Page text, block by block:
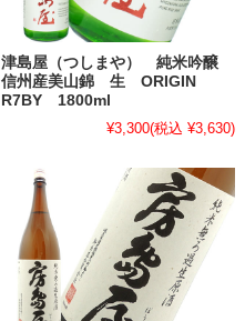
津島屋（つしまや） 純米吟醸
信州産美山錦 生 ORIGIN
R7BY 1800ml
¥3,300(税込 ¥3,630)